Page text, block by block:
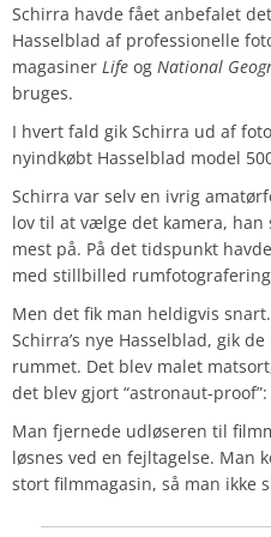
Schirra havde fået anbefalet
Hasselblad af professionelle
magasiner Life og National
bruges.
I hvert fald gik Schirra ud af
nyindkøbt Hasselblad model
Schirra var selv en ivrig
lov til at vælge det kamera, han
mest på. På det tidspunkt
med stillbilled
Men det fik man heldigvis
Schirra’s nye Hasselblad, gik
rummet. Det blev malet
det blev gjort “astronaut-proof”:
Man fjernede udløseren til
løsnes ved en fejltagelse. Man
stort filmmagasin, så man ikke